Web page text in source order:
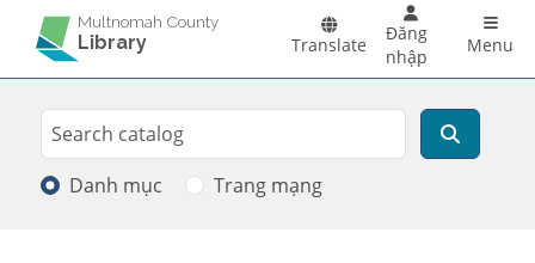
Skip to main content
Multnomah County
Library Translate
Đăng
nhập
Menu
Search
Tìm kiếm
Danh mục Trang mạng